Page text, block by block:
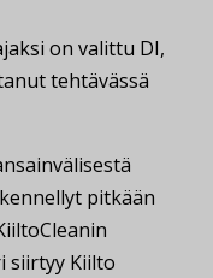
on valittu DI,
tehtävässä
pitkään
siirtyy Kiilto